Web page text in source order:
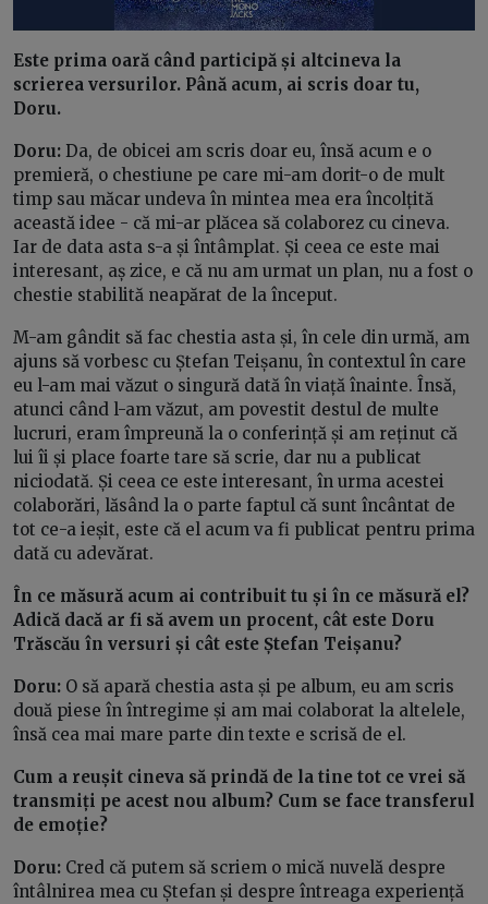
Este prima oară când participă și altcineva la
scrierea versurilor. Până acum, ai scris doar tu,
Doru.
Doru: Da, de obicei am scris doar eu, însă acum e o
premieră, o chestiune pe care mi-am dorit-o de mult
timp sau măcar undeva în mintea mea era încolțită
această idee - că mi-ar plăcea să colaborez cu cineva.
Iar de data asta s-a și întâmplat. Și ceea ce este mai
interesant, aș zice, e că nu am urmat un plan, nu a fost o
chestie stabilită neapărat de la început.
M-am gândit să fac chestia asta și, în cele din urmă, am
ajuns să vorbesc cu Ștefan Teișanu, în contextul în care
eu l-am mai văzut o singură dată în viață înainte. Însă,
atunci când l-am văzut, am povestit destul de multe
lucruri, eram împreună la o conferință și am reținut că
lui îi și place foarte tare să scrie, dar nu a publicat
niciodată. Și ceea ce este interesant, în urma acestei
colaborări, lăsând la o parte faptul că sunt încântat de
tot ce-a ieșit, este că el acum va fi publicat pentru prima
dată cu adevărat.
În ce măsură acum ai contribuit tu și în ce măsură el?
Adică dacă ar fi să avem un procent, cât este Doru
Trăscău în versuri și cât este Ștefan Teișanu?
Doru: O să apară chestia asta și pe album, eu am scris
două piese în întregime și am mai colaborat la altelele,
însă cea mai mare parte din texte e scrisă de el.
Cum a reușit cineva să prindă de la tine tot ce vrei să
transmiți pe acest nou album? Cum se face transferul
de emoție?
Doru: Cred că putem să scriem o mică nuvelă despre
întâlnirea mea cu Ștefan și despre întreaga experiență